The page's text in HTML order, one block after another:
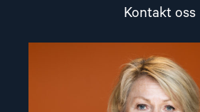
Kontakt oss
article
"Berit
Lindeman"